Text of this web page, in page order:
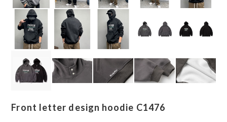
Front letter design hoodie C1476